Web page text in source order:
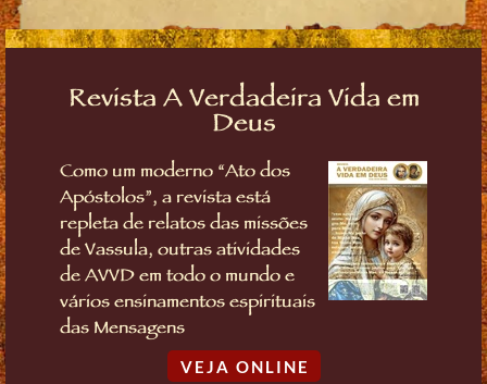
Revista A Verdadeira Vida em
Deus
Como um moderno “Ato dos
Apóstolos”, a revista está
repleta de relatos das missões
de Vassula, outras atividades
de AVVD em todo o mundo e
vários ensinamentos espirituais
das Mensagens
VEJA ONLINE